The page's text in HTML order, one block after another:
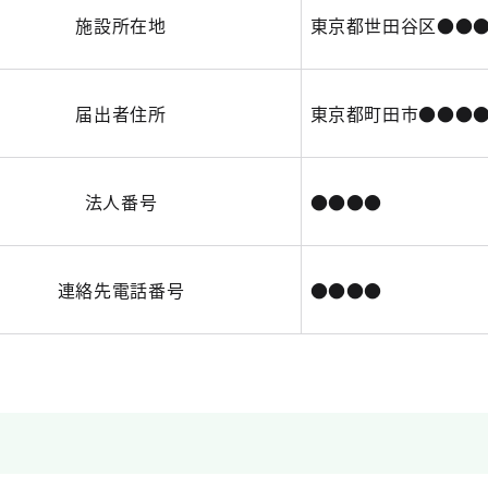
施設所在地 東京都世田谷区
届出者住所 東京都町田市
法人番号 ●●●●
連絡先電話番号 ●●●●